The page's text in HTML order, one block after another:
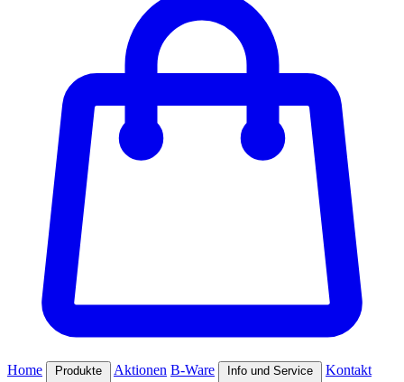
Home Produkte Aktionen B-Ware Info und Service Kontakt